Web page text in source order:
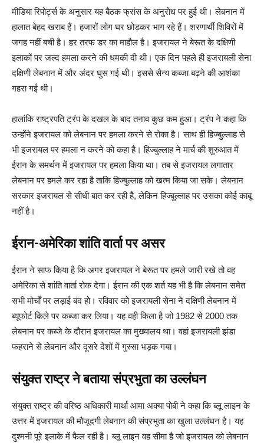
मीडिया रिपोर्ट्स के अनुसार यह बैठक फ्रांस के अनुरोध पर हुई थी। लेबनान में
हालात बेहद खराब हैं। हजारों लोग घर छोड़कर भाग रहे हैं। शरणार्थी शिविरों में
जगह नहीं बची है। हर तरफ डर का माहौल है। इजरायल ने बेरूत के दक्षिणी
इलाकों पर जल्द हमला करने की धमकी दी थी। एक दिन पहले ही इजरायली सेना
दक्षिणी लेबनान में और अंदर घुस गई थी। इससे सैन्य कब्जा बढ़ने की आशंका
गहरा गई थी।
हालांकि राष्ट्रपति ट्रंप के दखल के बाद तनाव कुछ कम हुआ। ट्रंप ने कहा कि
उन्होंने इजरायल को लेबनान पर हमला करने से रोका है। साथ ही हिज्बुल्लाह से
भी इजरायल पर हमला न करने को कहा है। हिज्बुल्लाह ने मार्च की शुरुआत में
ईरान के समर्थन में इजरायल पर हमला किया था। तब से इजरायल लगातार
लेबनान पर हमले कर रहा है ताकि हिज्बुल्लाह को खत्म किया जा सके। लेबनान
सरकार इजरायल से सीधी बात कर रही है, लेकिन हिज्बुल्लाह पर उसका कोई काबू
नहीं है।
ईरान-अमेरिका शांति वार्ता पर असर
ईरान ने साफ किया है कि अगर इजरायल ने बेरूत पर हमले जारी रखे तो वह
अमेरिका से शांति वार्ता रोक देगा। ईरान की एक शर्त यह भी है कि लेबनान समेत
सभी मोर्चों पर लड़ाई बंद हो। रविवार को इजरायली सेना ने दक्षिणी लेबनान में
ब्यूफोर्ट किले पर कब्जा कर लिया। यह वही किला है जो 1982 से 2000 तक
लेबनान पर कब्जे के दौरान इजरायल का मुख्यालय था। वहां इजरायली झंडा
फहराने से लेबनान और दूसरे देशों में गुस्सा भड़क गया।
संयुक्त राष्ट्र ने बताया संप्रभुता का उल्लंघन
संयुक्त राष्ट्र की वरिष्ठ अधिकारी मार्था आमा अक्या पोबी ने कहा कि ब्लू लाइन के
उत्तर में इजरायल की मौजूदगी लेबनान की संप्रभुता का खुला उल्लंघन है। यह
दुश्मनी पूरे इलाके में फैल रही है। ब्लू लाइन वह सीमा है जो इजरायल को लेबनान